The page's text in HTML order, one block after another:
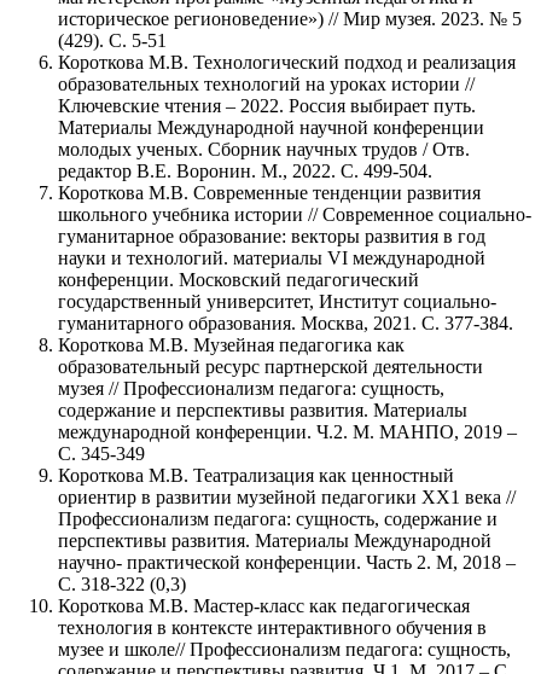
историческое регионоведение») // Мир музея. 2023. № 5
(429). С. 5-51
Короткова М.В. Технологический подход и реализация
образовательных технологий на уроках истории //
Ключевские чтения – 2022. Россия выбирает путь.
Материалы Международной научной конференции
молодых ученых. Сборник научных трудов / Отв.
редактор В.Е. Воронин. М., 2022. С. 499-504.
Короткова М.В. Современные тенденции развития
школьного учебника истории // Современное социально-
гуманитарное образование: векторы развития в год
науки и технологий. материалы VI международной
конференции. Московский педагогический
государственный университет, Институт социально-
гуманитарного образования. Москва, 2021. С. 377-384.
Короткова М.В. Музейная педагогика как
образовательный ресурс партнерской деятельности
музея // Профессионализм педагога: сущность,
содержание и перспективы развития. Материалы
международной конференции. Ч.2. М. МАНПО, 2019 –
С. 345-349
Короткова М.В. Театрализация как ценностный
ориентир в развитии музейной педагогики ХХ1 века //
Профессионализм педагога: сущность, содержание и
перспективы развития. Материалы Международной
научно- практической конференции. Часть 2. М, 2018 –
С. 318-322 (0,3)
Короткова М.В. Мастер-класс как педагогическая
технология в контексте интерактивного обучения в
музее и школе// Профессионализм педагога: сущность,